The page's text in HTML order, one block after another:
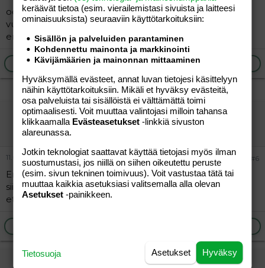
ootko varma että tuota tapettia saa? muistaakseni oli 2
vuotta sitten jo myynnissä kun omaa kämppää laitetiin
en ole kyllä varma miten nykypäivänä.
Ilmoita asiaton viesti
"vieras"
Vieras
11.01.2012 #6
En laittaisi tapettia seinään. Maalatkaa harmaalla ja
siihen vaikka kuviomaalausta. Muut seinät valkoisella,
että tulee raikas.
"vieras"
keräävät tietoa (esim. vierailemis­tasi sivuista ja laitteesi
ominaisuuk­sista) seuraaviin käyttötarkoituksiin:
Sisällön ja palveluiden parantaminen
Kohdennettu mainonta ja markkinointi
Kävijämäärien ja mainonnan mittaaminen
Hyväksymällä evästeet, annat luvan tietojesi käsittelyyn
näihin käyttötarkoituksiin. Mikäli et hyväksy evästeitä,
osa palveluista tai sisällöistä ei välttämättä toimi
optimaalisesti. Voit muuttaa valintojasi milloin tahansa
klikkaamalla Evästeasetukset -linkkiä sivuston
alareunassa.
Jotkin teknologiat saattavat käyttää tietojasi myös ilman
suostumustasi, jos niillä on siihen oikeutettu peruste
(esim. sivun tekninen toimivuus). Voit vastustaa tätä tai
muuttaa kaikkia asetuksiasi valitsemalla alla olevan
Asetukset -painikkeen.
Hyväksy
Asetukset
Tietosuoja